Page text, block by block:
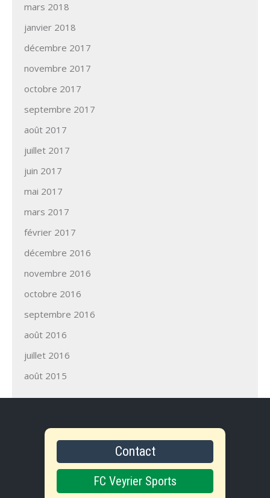
mars 2018
janvier 2018
décembre 2017
novembre 2017
octobre 2017
septembre 2017
août 2017
juillet 2017
juin 2017
mai 2017
mars 2017
février 2017
décembre 2016
novembre 2016
octobre 2016
septembre 2016
août 2016
juillet 2016
août 2015
Contact
FC Veyrier Sports